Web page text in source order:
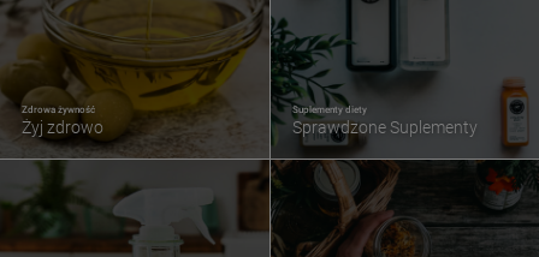
Zdrowa żywność
Żyj zdrowo
Suplementy diety
Sprawdzone Suplementy